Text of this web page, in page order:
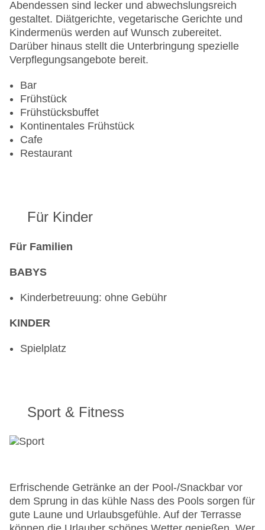
Gesamtanzahl der Stockwerke: 6
Gesamtanzahl der Zimmer: 350
Pools:
Zahlungsarten: American Express, Diners Club,
Landeskategorie: 5 Sterne
Abendessen sind lecker und abwechslungsreich
gestaltet. Diätgerichte, vegetarische Gerichte und
Kindermenüs werden auf Wunsch zubereitet.
Darüber hinaus stellt die Unterbringung spezielle
Verpflegungsangebote bereit.
Bar
Frühstück
Frühstücksbuffet
Kontinentales Frühstück
Cafe
Restaurant
Für Kinder
Für Familien
BABYS
Kinderbetreuung: ohne Gebühr
KINDER
Spielplatz
Sport & Fitness
Erfrischende Getränke an der Pool-/Snackbar vor
dem Sprung in das kühle Nass des Pools sorgen für
gute Laune und Urlaubsgefühle. Auf der Terrasse